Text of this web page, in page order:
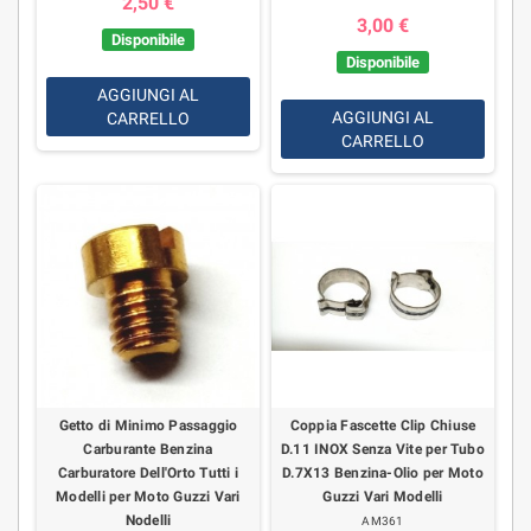
Disponibile
AGGIUNGI AL
CARRELLO
3,00 €
Disponibile
AGGIUNGI AL
CARRELLO
Getto di Minimo Passaggio
Carburante Benzina
Carburatore Dell'Orto Tutti i
Modelli per Moto Guzzi Vari
Nodelli
Coppia Fascette Clip Chiuse
D.11 INOX Senza Vite per Tubo
D.7X13 Benzina-Olio per Moto
Guzzi Vari Modelli
AM361